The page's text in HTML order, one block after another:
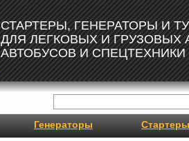
СТАРТЕРЫ, ГЕНЕРАТОРЫ И
ДЛЯ ЛЕГКОВЫХ И ГРУЗОВЫХ
АВТОБУСОВ И СПЕЦТЕХНИКИ
Генераторы Стартеры